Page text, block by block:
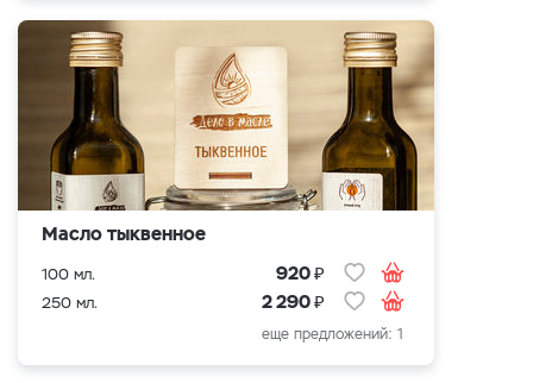
Масло тыквенное
100 мл. 920₽
250 мл. 2 290₽
еще предложений: 1